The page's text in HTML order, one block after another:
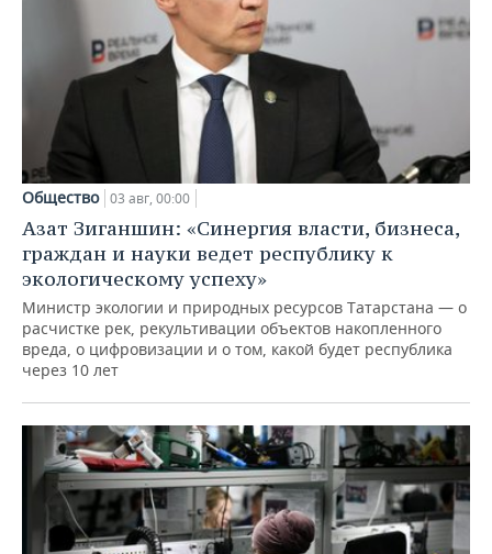
Общество 03 авг, 00:00
Азат Зиганшин: «Синергия власти, бизнеса,
граждан и науки ведет республику к
экологическому успеху»
Министр экологии и природных ресурсов Татарстана — о
расчистке рек, рекультивации объектов накопленного
вреда, о цифровизации и о том, какой будет республика
через 10 лет